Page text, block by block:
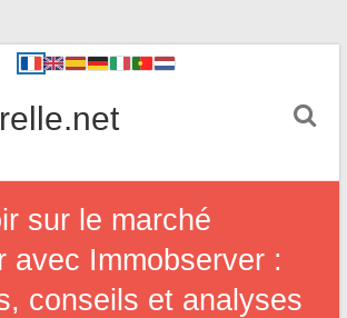
sur le marché
avec Immobserver :
conseils et analyses